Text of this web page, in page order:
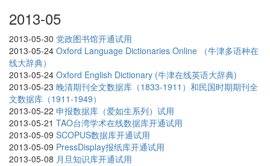
2013-05
2013-05-30 党政图书馆开通试用
2013-05-24 Oxford Language Dictionaries Online （牛津多语种在
线大辞典）
2013-05-24 Oxford English Dictionary (牛津在线英语大辞典)
2013-05-23 晚清期刊全文数据库（1833-1911）和民国时期期刊全
文数据库（1911-1949）
2013-05-22 申报数据库（爱如生系列）试用
2013-05-21 TAO台湾学术在线数据库开通试用
2013-05-09 SCOPUS数据库开通试用
2013-05-09 PressDisplay报纸库开通试用
2013-05-08 月旦知识库开通试用